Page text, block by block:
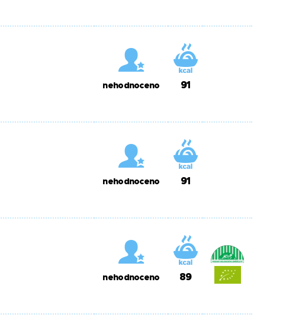
nehodnoceno 91
nehodnoceno 91
nehodnoceno 89